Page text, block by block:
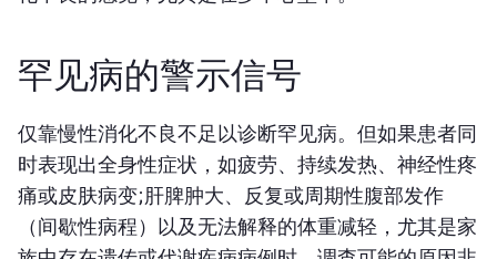
罕见病的警示信号
仅靠慢性消化不良不足以诊断罕见病。但如果患者同
时表现出全身性症状，如疲劳、持续发热、神经性疼
痛或皮肤病变;肝脾肿大、反复或周期性腹部发作
（间歇性病程）以及无法解释的体重减轻，尤其是家